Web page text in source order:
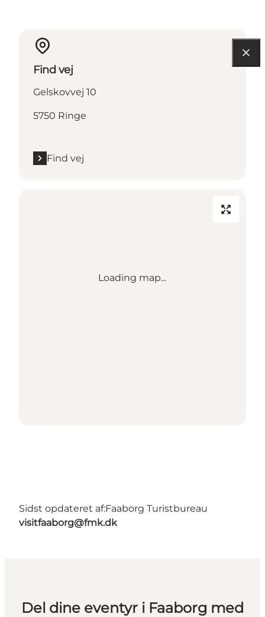
Find vej
Gelskovvej 10
5750 Ringe
Find vej
Loading map...
Sidst opdateret af:Faaborg Turistbureau
visitfaaborg@fmk.dk
Del dine eventyr i Faaborg med